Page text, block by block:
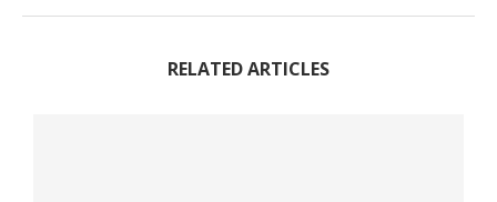
RELATED ARTICLES